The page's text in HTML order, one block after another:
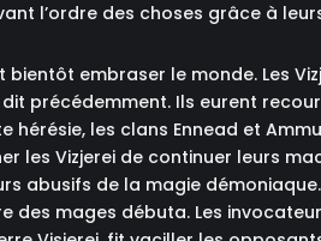
l’ordre des choses grâce à
embraser le monde. Les
précédemment. Ils eurent
les clans Ennead et
les Vizjerei de continuer leurs
abusifs de la magie
des mages débuta. Les